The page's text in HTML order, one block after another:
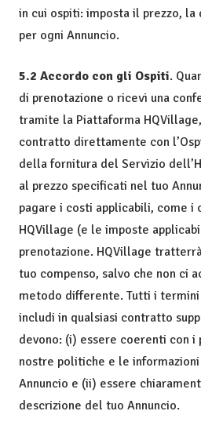
in cui ospiti: imposta il prezzo,
per ogni Annuncio.
5.2 Accordo con gli Ospiti.
di prenotazione o ricevi una
tramite la Piattaforma
contratto direttamente con
della fornitura del Servizio
al prezzo specificati nel tuo
pagare i costi applicabili, come i
HQVillage (e le imposte
prenotazione. HQVillage
tuo compenso, salvo che non ci
metodo differente. Tutti i
includi in qualsiasi contratto
devono: (i) essere coerenti con i
nostre politiche e le
Annuncio e (ii) essere
descrizione del tuo Annuncio.